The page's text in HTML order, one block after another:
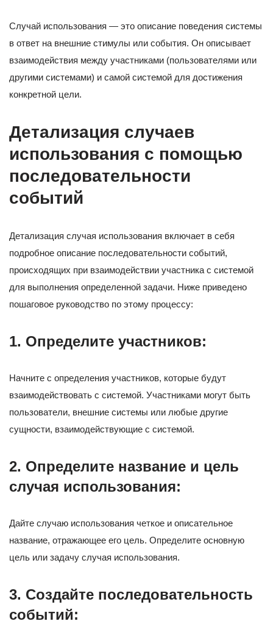
Случай использования — это описание поведения системы
в ответ на внешние стимулы или события. Он описывает
взаимодействия между участниками (пользователями или
другими системами) и самой системой для достижения
конкретной цели.
Детализация случаев
использования с помощью
последовательности
событий
Детализация случая использования включает в себя
подробное описание последовательности событий,
происходящих при взаимодействии участника с системой
для выполнения определенной задачи. Ниже приведено
пошаговое руководство по этому процессу:
1. Определите участников:
Начните с определения участников, которые будут
взаимодействовать с системой. Участниками могут быть
пользователи, внешние системы или любые другие
сущности, взаимодействующие с системой.
2. Определите название и цель
случая использования:
Дайте случаю использования четкое и описательное
название, отражающее его цель. Определите основную
цель или задачу случая использования.
3. Создайте последовательность
событий: